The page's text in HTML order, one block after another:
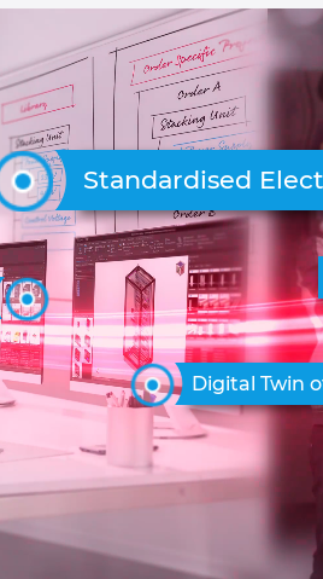
Standardised
Digital Twin